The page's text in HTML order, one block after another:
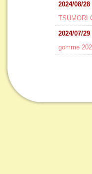
2024/08/28
TSUMORI
2024/07/29
gomme